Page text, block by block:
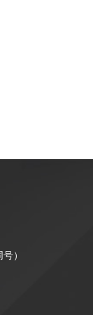
）